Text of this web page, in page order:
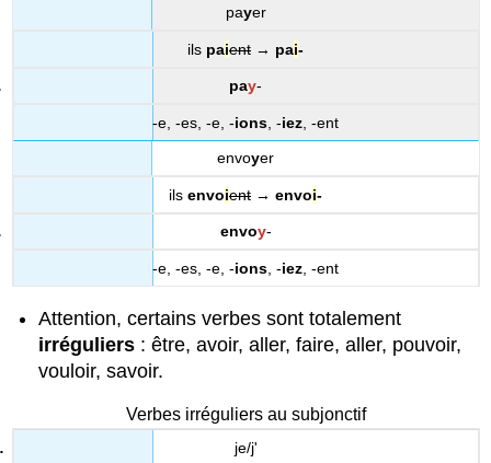
payer
ils paient → pai-
pay-
-e, -es, -e, -ions , -iez , -ent
envoyer
ils envoient → envoi-
envoy-
-e, -es, -e, -ions , -iez , -ent
Attention, certains verbes sont totalement
irréguliers : être, avoir, aller, faire, aller, pouvoir,
vouloir, savoir.
Verbes irréguliers au subjonctif
je/j'